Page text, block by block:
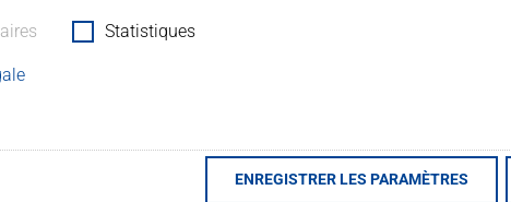
Statistiques
ENREGISTRER LES PARAMÈTRES
en acrylate, à base d’eau. Idéal pour protéger les
Type
ne
à base